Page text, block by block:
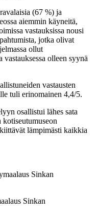
(67 %) ja
aiemmin käyneitä,
vastauksissa nousi
jotka olivat
ollut
olleen syynä
vastausten
tuli erinomainen 4,4/5.
osallistui lähes sata
lämpimästi kaikkia
Sinkan